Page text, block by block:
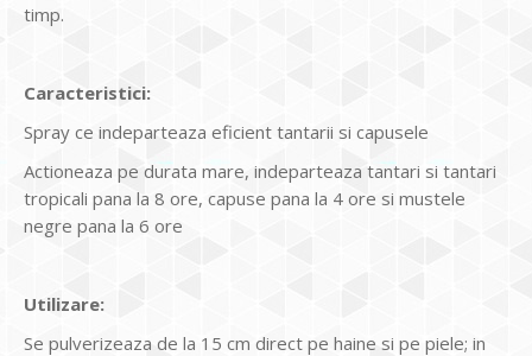
timp.
Caracteristici:
Spray ce indeparteaza eficient tantarii si capusele
Actioneaza pe durata mare, indeparteaza tantari si tantari
tropicali pana la 8 ore, capuse pana la 4 ore si mustele
negre pana la 6 ore
Utilizare:
Se pulverizeaza de la 15 cm direct pe haine si pe piele; in